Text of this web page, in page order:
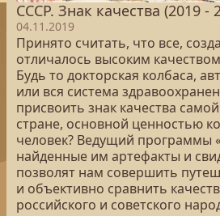
СССР. Знак качества (2019 -
04.11.2019
Принято считать, что все,
отличалось высоким
Будь то докторская колбаса,
или вся система
присвоить знак качества
стране, основной ценностью
человек? Ведущий программы
найденные им артефакты и
позволят нам совершить
и объективно сравнить
российского и советского